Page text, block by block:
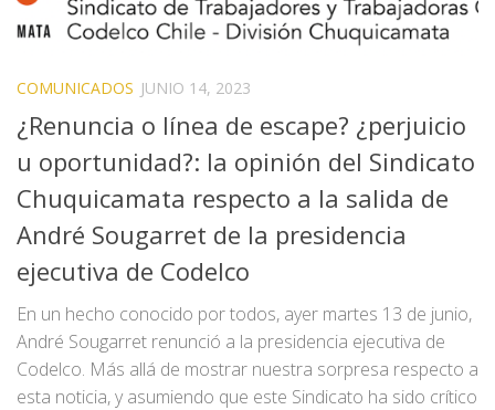
COMUNICADOS JUNIO 14, 2023
¿Renuncia o línea de escape? ¿perjuicio
u oportunidad?: la opinión del Sindicato
Chuquicamata respecto a la salida de
André Sougarret de la presidencia
ejecutiva de Codelco
En un hecho conocido por todos, ayer martes 13 de junio,
André Sougarret renunció a la presidencia ejecutiva de
Codelco. Más allá de mostrar nuestra sorpresa respecto a
esta noticia, y asumiendo que este Sindicato ha sido crítico